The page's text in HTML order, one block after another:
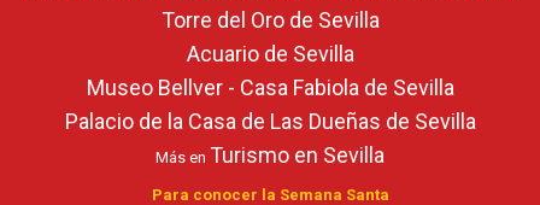
Torre del Oro de Sevilla
Acuario de Sevilla
Museo Bellver - Casa Fabiola de Sevilla
Palacio de la Casa de Las Dueñas de Sevilla
Más en Turismo en Sevilla
Para conocer la Semana Santa